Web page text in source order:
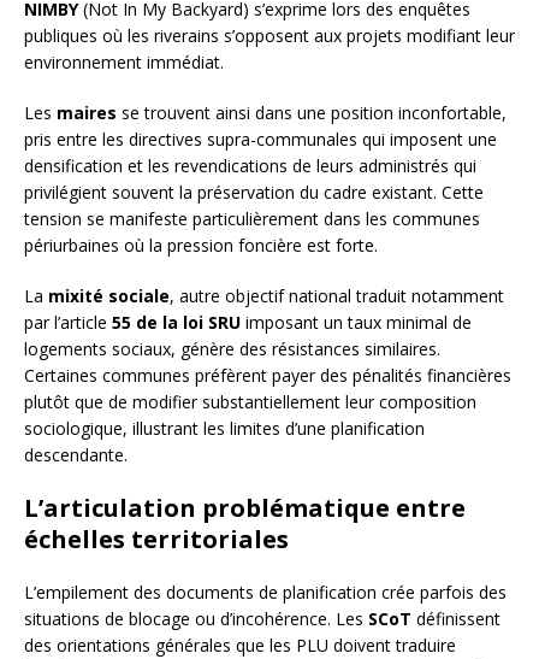
NIMBY(Not In My Backyard) s’exprime lors des enquêtes
publiques où les riverains s’opposent aux projets modifiant leur
environnement immédiat.
Les maires se trouvent ainsi dans une position inconfortable,
pris entre les directives supra-communales qui imposent une
densification et les revendications de leurs administrés qui
privilégient souvent la préservation du cadre existant. Cette
tension se manifeste particulièrement dans les communes
périurbaines où la pression foncière est forte.
La mixité sociale, autre objectif national traduit notamment
par l’article 55 de la loi SRU imposant un taux minimal de
logements sociaux, génère des résistances similaires.
Certaines communes préfèrent payer des pénalités financières
plutôt que de modifier substantiellement leur composition
sociologique, illustrant les limites d’une planification
descendante.
L’articulation problématique entre
échelles territoriales
L’empilement des documents de planification crée parfois des
situations de blocage ou d’incohérence. Les SCoT définissent
des orientations générales que les PLU doivent traduire